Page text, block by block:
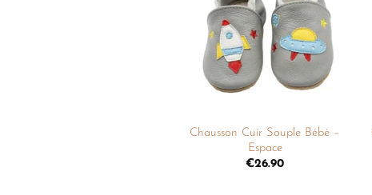
à la
liste de
souhaits
Chausson Cuir Souple Bébé –
Espace
€26.90